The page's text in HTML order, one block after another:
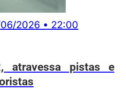
2026 • 22:00
atravessa pistas e